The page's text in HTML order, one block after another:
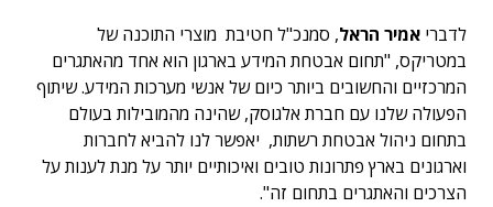
לדברי אמיר הראל, סמנכ"ל חטיבת מוצרי התוכנה של
במטריקס, "תחום אבטחת המידע בארגון הוא אחד מהאתגרים
המרכזיים והחשובים ביותר כיום של אנשי מערכות המידע. שיתוף
הפעולה שלנו עם חברת אלגוסק, שהינה מהמובילות בעולם
בתחום ניהול אבטחת רשתות, יאפשר לנו להביא לחברות
וארגונים בארץ פתרונות טובים ואיכותיים יותר על מנת לענות על
הצרכים והאתגרים בתחום זה".